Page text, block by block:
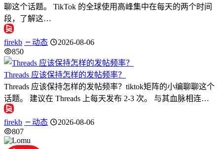
聊这个话题。 TikTok 的全球使用高峰集中在每天的两个时间
段，了解这…
firekb 动态
2026-08-06
850
Threads 应该保持怎样的发帖频率？
Threads 应该保持怎样的发帖频率？tiktok矩阵的小编聊聊这个
话题。 建议在 Threads 上每天发布 2-3 次。 与其血脉相连…
firekb 动态
2026-08-06
807